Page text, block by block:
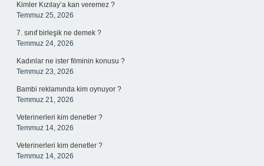
Kimler Kızılay’a kan veremez ?
Temmuz 25, 2026
7. sınıf birleşik ne demek ?
Temmuz 24, 2026
Kadınlar ne ister filminin konusu ?
Temmuz 23, 2026
Bambi reklamında kim oynuyor ?
Temmuz 21, 2026
Veterinerleri kim denetler ?
Temmuz 14, 2026
Veterinerleri kim denetler ?
Temmuz 14, 2026